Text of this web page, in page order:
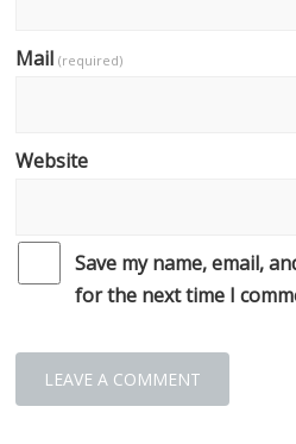
Mail(required)
Website
Save my name, email,
for the next time I